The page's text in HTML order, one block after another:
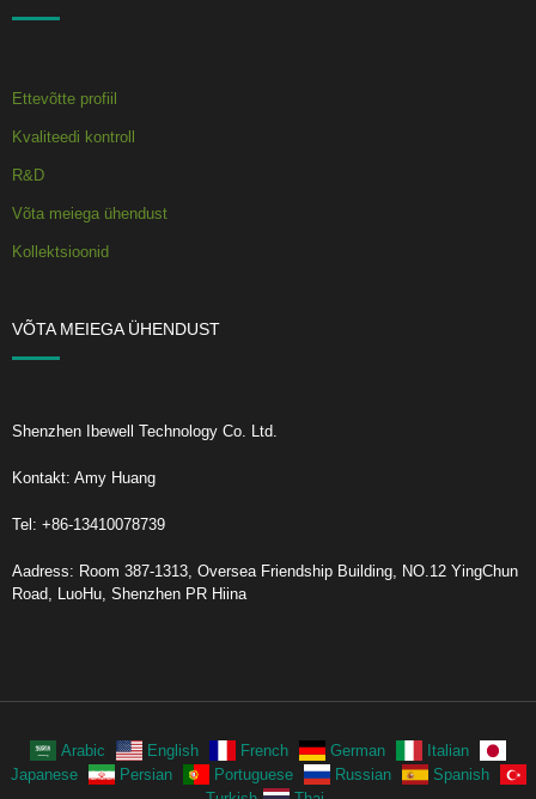
Ettevõtte profiil
Kvaliteedi kontroll
R&D
Võta meiega ühendust
Kollektsioonid
VÕTA MEIEGA ÜHENDUST
Shenzhen Ibewell Technology Co. Ltd.
Kontakt: Amy Huang
Tel: +86-13410078739
Aadress: Room 387-1313, Oversea Friendship Building, NO.12 YingChun
Road, LuoHu, Shenzhen PR Hiina
Arabic English French German
Italian
Japanese
Persian Portuguese Russian
Spanish